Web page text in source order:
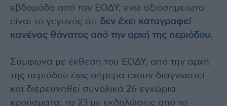
εβδομάδα από τον ΕΟΔΥ, ενώ αξιοσημείωτο
είναι το γεγονός ότι δεν έχει καταγραφεί
κανένας θάνατος από την αρχή της περιόδου.
Σύμφωνα με έκθεση του ΕΟΔΥ, από την αρχή
της περιόδου έως σήμερα έχουν διαγνωστεί
και διερευνηθεί συνολικά 26 εγχώρια
κρούσματα: τα 23 με εκδηλώσεις από το